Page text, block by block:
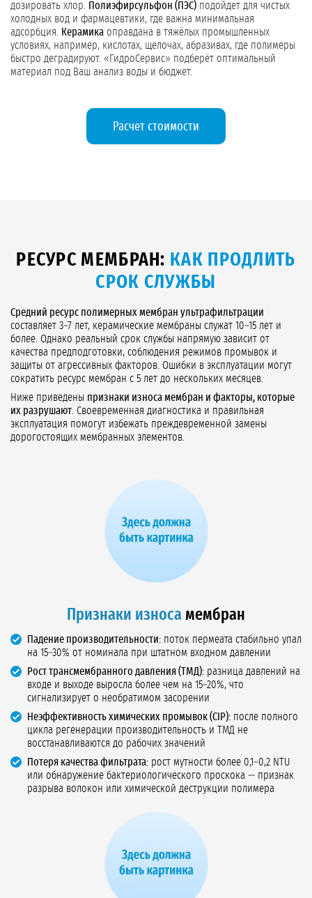
дозировать хлор.
Полиэфирсульфон (ПЭС) подойдет для чистых
холодных вод и фармацевтики, где важна минимальная
адсорбция.
Керамика оправдана в тяжёлых промышленных
условиях, например, кислотах, щелочах, абразивах, где полимеры
быстро деградируют. «ГидроСервис» подберёт оптимальный
материал под Ваш анализ воды и бюджет.
Расчет стоимости
РЕСУРС МЕМБРАН: КАК ПРОДЛИТЬ
СРОК СЛУЖБЫ
Средний ресурс полимерных мембран ультрафильтрации
составляет 3–7 лет, керамические мембраны служат 10–15 лет и
более. Однако реальный срок службы напрямую зависит от
качества предподготовки, соблюдения режимов промывок и
защиты от агрессивных факторов. Ошибки в эксплуатации могут
сократить ресурс мембран с 5 лет до нескольких месяцев.
Ниже приведены признаки износа мембран и факторы, которые
их разрушают . Своевременная диагностика и правильная
эксплуатация помогут избежать преждевременной замены
дорогостоящих мембранных элементов.
Признаки износа мембран
Падение производительности: поток пермеата стабильно упал
на 15–30% от номинала при штатном входном давлении
Рост трансмембранного давления (ТМД): разница давлений на
входе и выходе выросла более чем на 15–20%, что
сигнализирует о необратимом засорении
Неэффективность химических промывок (CIP): после полного
цикла регенерации производительность и ТМД не
восстанавливаются до рабочих значений
Потеря качества фильтрата: рост мутности более 0,1–0,2 NTU
или обнаружение бактериологического проскока — признак
разрыва волокон или химической деструкции полимера